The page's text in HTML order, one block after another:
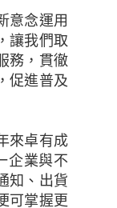
意念運用
讓我們取
務，貫徹
促進普及
來卓有成
企業與不
知、出貨
可掌握更
所下降。然而
務，再次反映
他們對跨國保
際化並有意進
企中，14%
示：「雖然部
望在本港和海